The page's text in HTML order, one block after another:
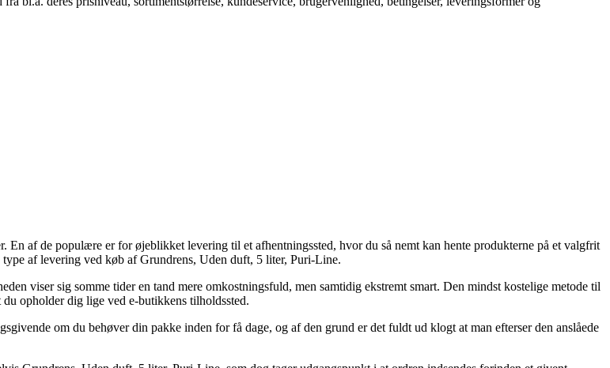
af de populære er for øjeblikket levering til et afhentningssted, hvor du så nemt kan hente produkterne på et valgfrit
af levering ved køb af Grundrens, Uden duft, 5 liter, Puri-Line.
viser sig somme tider en tand mere omkostningsfuld, men samtidig ekstremt smart. Den mindst kostelige metode til
opholder dig lige ved e-butikkens tilholdssted.
om du behøver din pakke inden for få dage, og af den grund er det fuldt ud klogt at man efterser den anslåede